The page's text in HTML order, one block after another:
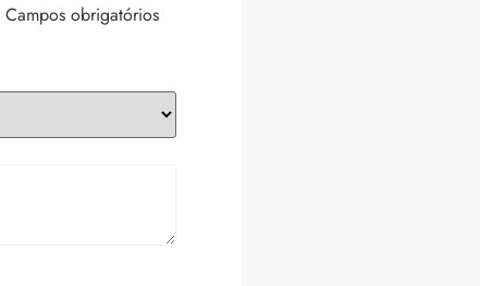
Campos obrigatórios